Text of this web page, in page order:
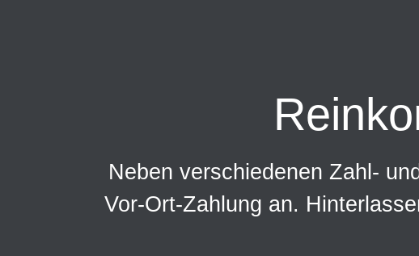
Neben verschiedenen Zahl-
Vor-Ort-Zahlung an.